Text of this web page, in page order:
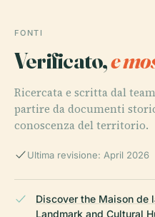
FONTI
Verificato,e
Ricercata e scritta dal
partire da documenti
conoscenza del territorio.
Ultima revisione: April 2026
Discover the Maison de
Landmark and Cultural